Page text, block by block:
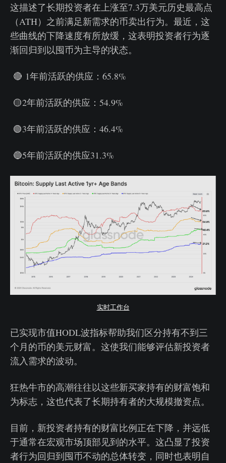
这描述了长期投资者在上涨至7.3万美元历史最高点
（ATH）之前满足新需求的币卖出行为。最近，这
些曲线的下降速度有所放缓，这表明投资者行为逐
渐回归到以囤币为主导的状态。
🔴 1年前活跃的供应：65.8%
🟡2年前活跃的供应：54.9%
🟢3年前活跃的供应：46.4%
🔵5年前活跃的供应31.3%
实时工作台
已实现市值HODL波指标帮助我们区分持有不到三
个月的币的美元财富。这使我们能够评估新投资者
流入需求的波动。
狂热牛市的高潮往往以这些新买家持有的财富饱和
为标志，这也代表了长期持有者的大规模撤资点。
目前，新投资者持有的财富比例正在下降，并远低
于通常在宏观市场顶部见到的水平。这凸显了投资
者行为回归到囤币不动的总体转变，同时也表明自